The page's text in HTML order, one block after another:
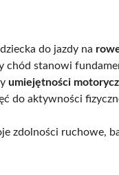
do jazdy na
chód stanowi
umiejętności
do aktywności
zdolności ruchowe,